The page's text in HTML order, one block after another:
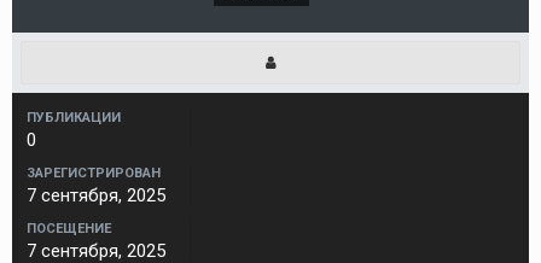
ПУБЛИКАЦИИ
0
ЗАРЕГИСТРИРОВАН
7 сентября, 2025
ПОСЕЩЕНИЕ
7 сентября, 2025